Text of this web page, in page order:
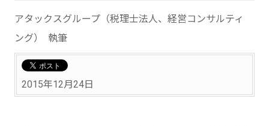
アタックスグループ（税理士法人、経営コンサルティ
ング） 執筆
2015年12月24日